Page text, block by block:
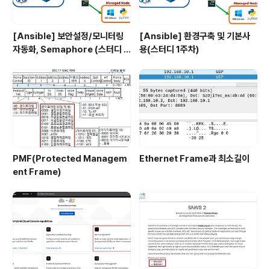
[Ansible] 보안설정/모니터링
자동화, Semaphore (스터디 4
[Ansible] 환경구축 및 기본사
용(스터디 1주차)
PMF(Protected Managem
ent Frame)
Ethernet Frame과 최소길이